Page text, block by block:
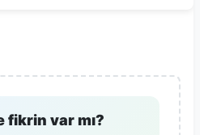
fikrin var mı?